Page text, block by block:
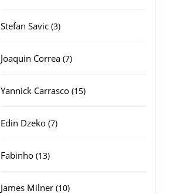
Stefan Savic 33
Joaquin Correa 77
Yannick Carrasco 1515
Edin Dzeko 77
Fabinho 1313
James Milner 1010